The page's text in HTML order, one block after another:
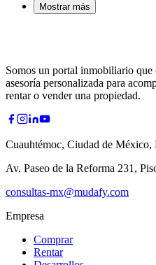
Mostrar más
Somos un portal inmobiliario
asesoría personalizada para
rentar o vender una propiedad.
Cuauhtémoc, Ciudad de México,
Av. Paseo de la Reforma 231,
consultas-mx@mudafy.com
Empresa
Comprar
Rentar